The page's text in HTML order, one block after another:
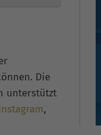
Die
unterstützt
Instagram,